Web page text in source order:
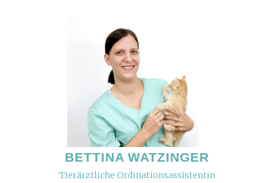
BETTINA WATZINGER
Tierärztliche Ordinationsassistentin